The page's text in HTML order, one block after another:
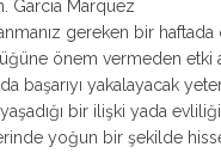
Garcia Marquez
gereken bir
önem vermeden
başarıyı yakalayacak
bir ilişki yada
yoğun bir şekilde